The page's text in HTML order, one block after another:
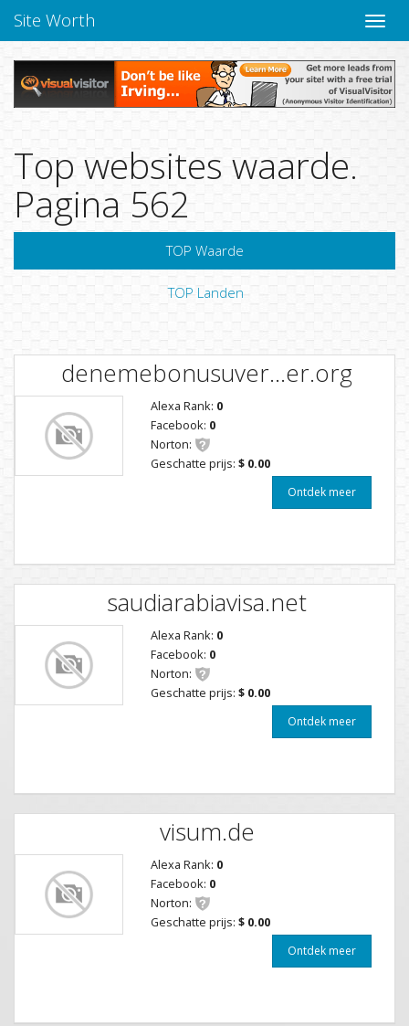
Site Worth
Top websites waarde.
Pagina 562
TOP Waarde
TOP Landen
denemebonusuver...er.org
Alexa Rank: 0
Facebook: 0
Norton:
Geschatte prijs: $ 0.00
Ontdek meer
saudiarabiavisa.net
Alexa Rank: 0
Facebook: 0
Norton:
Geschatte prijs: $ 0.00
Ontdek meer
visum.de
Alexa Rank: 0
Facebook: 0
Norton:
Geschatte prijs: $ 0.00
Ontdek meer